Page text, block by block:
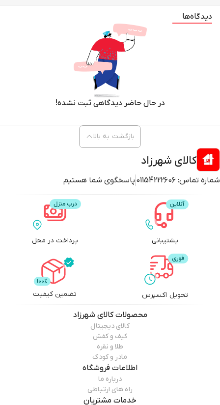
دیدگاه‌ها
در حال حاضر دیدگاهی ثبت نشده!
کالای شهرزاد
شماره تماس: 01154222606 پاسخگوی شما هستیم
بازگشت به بالا
پشتیبانی پرداخت در محل
تحویل اکسپرس تضمین کیفیت
محصولاتکالای شهرزاد
کالای دیجیتال
کیف و کفش
طلا و نقره
مادر و کودک
اطلاعات فروشگاه
درباره ما
راه های ارتباطی
خدمات مشتریان